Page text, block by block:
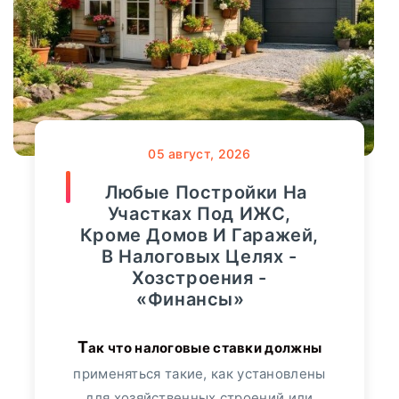
Онкозаболеваний -
«Тема Дня»
​ Спрос на страховые полисы на случай
онкологических заболеваний за год
«Росгосстрах», проанализировав темпы
сегмента. Больше всего спрос
увеличился...
Новости Банков
Интервью 1289
Мнение 107
Финансы
Видео
Сбербанк
Банк "ТРАСТ"
05 август, 2026
Любые Постройки На
Участках Под ИЖС,
Кроме Домов И Гаражей,
В Налоговых Целях -
Хозстроения -
«Финансы»
Так что налоговые ставки должны
применяться такие, как установлены